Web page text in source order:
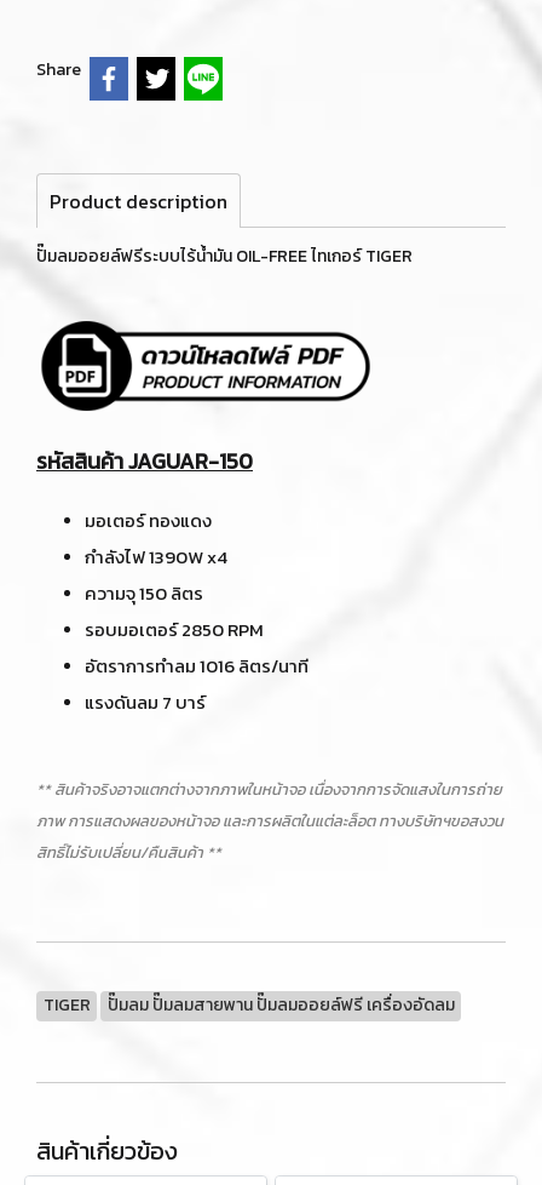
Share
Product description
ปั๊มลมออยล์ฟรีระบบไร้น้ำมัน OIL-FREE ไทเกอร์ TIGER
รหัสสินค้า JAGUAR-150
มอเตอร์ ทองแดง
กำลังไฟ 1390W x4
ความจุ 150 ลิตร
รอบมอเตอร์ 2850 RPM
อัตราการทำลม 1016 ลิตร/นาที
แรงดันลม 7 บาร์
** สินค้าจริงอาจแตกต่างจากภาพในหน้าจอ เนื่องจากการจัดแสงในการถ่าย
ภาพ การแสดงผลของหน้าจอ และการผลิตในแต่ละล็อต ทางบริษัทฯขอสงวน
สิทธิ์ไม่รับเปลี่ยน/คืนสินค้า **
TIGER ปั๊มลม ปั๊มลมสายพาน ปั๊มลมออยล์ฟรี เครื่องอัดลม
สินค้าเกี่ยวข้อง